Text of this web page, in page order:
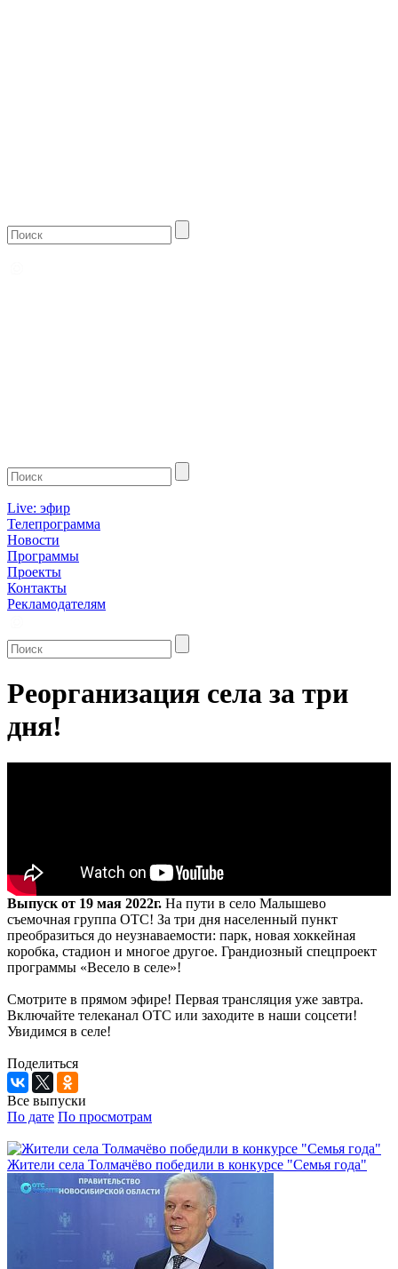
Live: эфир
Телепрограмма
Новости
Программы
Проекты
Контакты
Рекламодателям
Реорганизация села за три
дня!
Выпуск от 19 мая 2022г. На пути в село Малышево
съемочная группа ОТС! За три дня населенный пункт
преобразиться до неузнаваемости: парк, новая хоккейная
коробка, стадион и многое другое. Грандиозный спецпроект
программы «Весело в селе»!
Смотрите в прямом эфире! Первая трансляция уже завтра.
Включайте телеканал ОТС или заходите в наши соцсети!
Увидимся в селе!
Поделиться
Все выпуски
По дате По просмотрам
Жители села Толмачёво победили в конкурсе "Семья года"